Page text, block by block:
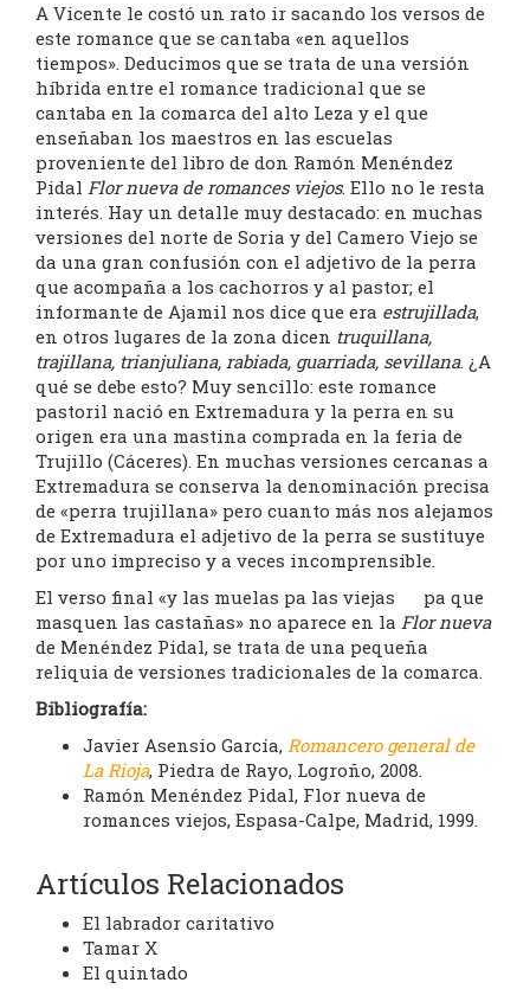
A Vicente le costó un rato ir sacando los versos de
este romance que se cantaba «en aquellos
tiempos». Deducimos que se trata de una versión
híbrida entre el romance tradicional que se
cantaba en la comarca del alto Leza y el que
enseñaban los maestros en las escuelas
proveniente del libro de don Ramón Menéndez
Pidal Flor nueva de romances viejos. Ello no le resta
interés. Hay un detalle muy destacado: en muchas
versiones del norte de Soria y del Camero Viejo se
da una gran confusión con el adjetivo de la perra
que acompaña a los cachorros y al pastor; el
informante de Ajamil nos dice que era estrujillada,
en otros lugares de la zona dicen truquillana,
trajillana, trianjuliana, rabiada, guarriada, sevillana. ¿A
qué se debe esto? Muy sencillo: este romance
pastoril nació en Extremadura y la perra en su
origen era una mastina comprada en la feria de
Trujillo (Cáceres). En muchas versiones cercanas a
Extremadura se conserva la denominación precisa
de «perra trujillana» pero cuanto más nos alejamos
de Extremadura el adjetivo de la perra se sustituye
por uno impreciso y a veces incomprensible.
El verso final «y las muelas pa las viejas pa que
masquen las castañas» no aparece en la Flor nueva
de Menéndez Pidal, se trata de una pequeña
reliquia de versiones tradicionales de la comarca.
Bibliografía:
Javier Asensio García, Romancero general de
La Rioja, Piedra de Rayo, Logroño, 2008.
Ramón Menéndez Pidal, Flor nueva de
romances viejos, Espasa-Calpe, Madrid, 1999.
Artículos Relacionados
El labrador caritativo
Tamar X
El quintado